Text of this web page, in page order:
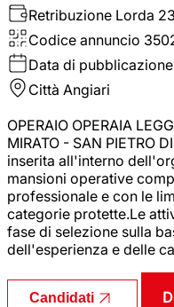
Retribuzione Lorda
Codice annuncio
Data di pubblicazione
Città Angiari
OPERAIO OPERAIA
MIRATO - SAN PIETRO
inserita all'interno
mansioni operative
professionale e con le
categorie protette.Le
fase di selezione sulla
dell'esperienza e delle
Candidati